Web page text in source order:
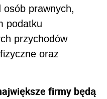
osób prawnych,
podatku
przychodów
oraz
firmy będą